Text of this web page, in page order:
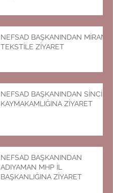
NEFSAD BAŞKANINDAN MİRAN
TEKSTİLE ZİYARET
NEFSAD BAŞKANINDAN SİNCİK
KAYMAKAMLIĞINA ZİYARET
NEFSAD BAŞKANINDAN
ADIYAMAN MHP İL
BAŞKANLIĞINA ZİYARET